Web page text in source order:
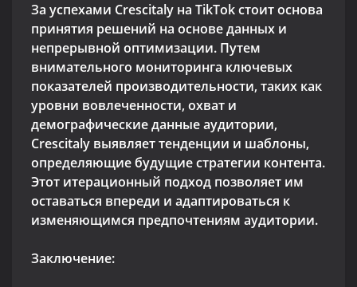
За успехами Crescitaly на TikTok стоит основа
принятия решений на основе данных и
непрерывной оптимизации. Путем
внимательного мониторинга ключевых
показателей производительности, таких как
уровни вовлеченности, охват и
демографические данные аудитории,
Crescitaly выявляет тенденции и шаблоны,
определяющие будущие стратегии контента.
Этот итерационный подход позволяет им
оставаться впереди и адаптироваться к
изменяющимся предпочтениям аудитории.
Заключение: